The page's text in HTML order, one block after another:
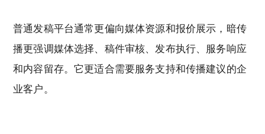
普通发稿平台通常更偏向媒体资源和报价展示，暗传
播更强调媒体选择、稿件审核、发布执行、服务响应
和内容留存。它更适合需要服务支持和传播建议的企
业客户。